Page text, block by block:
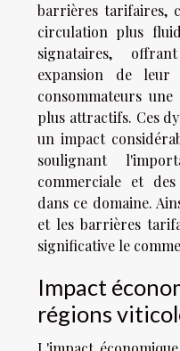
barrières tarifaires,
circulation plus
signataires,
expansion de
consommateurs
plus attractifs. Ces
un impact
soulignant
commerciale et
dans ce domaine.
et les barrières
significative le
Impact
régions